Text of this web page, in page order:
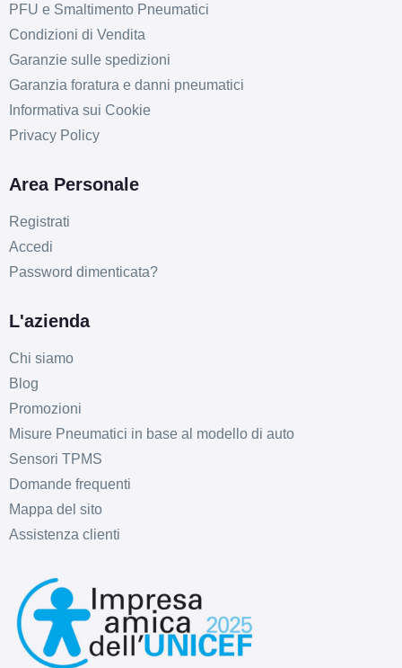
PFU e Smaltimento Pneumatici
Condizioni di Vendita
Garanzie sulle spedizioni
Garanzia foratura e danni pneumatici
Informativa sui Cookie
Privacy Policy
Area Personale
Registrati
Accedi
Password dimenticata?
L'azienda
Chi siamo
Blog
Promozioni
Misure Pneumatici in base al modello di auto
Sensori TPMS
Domande frequenti
Mappa del sito
Assistenza clienti